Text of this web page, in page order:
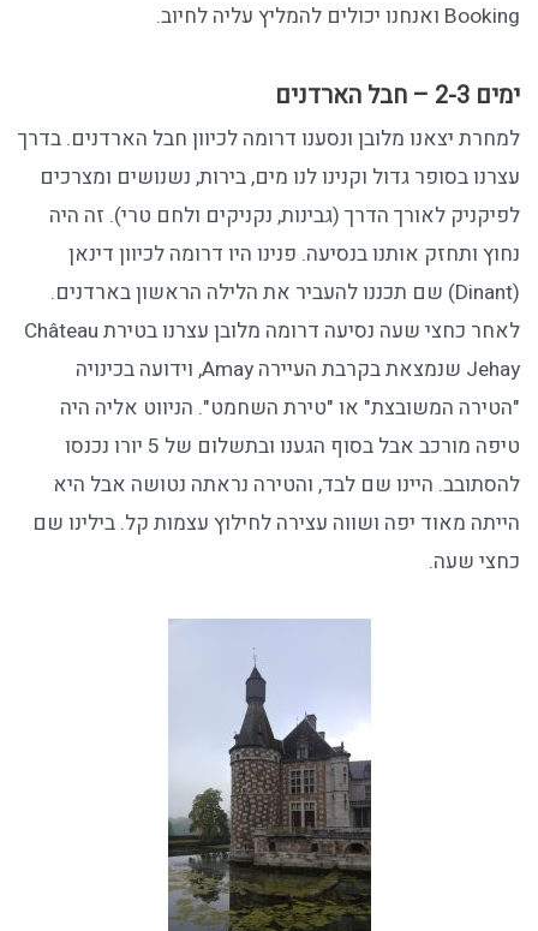
Booking ואנחנו יכולים להמליץ עליה לחיוב.
ימים 2-3 – חבל הארדנים
למחרת יצאנו מלובן ונסענו דרומה לכיוון חבל הארדנים. בדרך
עצרנו בסופר גדול וקנינו לנו מים, בירות, נשנושים ומצרכים
לפיקניק לאורך הדרך (גבינות, נקניקים ולחם טרי). זה היה
נחוץ ותחזק אותנו בנסיעה. פנינו היו דרומה לכיוון דינאן
(Dinant) שם תכננו להעביר את הלילה הראשון בארדנים.
לאחר כחצי שעה נסיעה דרומה מלובן עצרנו בטירת Château
Jehay שנמצאת בקרבת העיירה Amay, וידועה בכינויה
"הטירה המשובצת" או "טירת השחמט". הניווט אליה היה
טיפה מורכב אבל בסוף הגענו ובתשלום של 5 יורו נכנסו
להסתובב. היינו שם לבד, והטירה נראתה נטושה אבל היא
הייתה מאוד יפה ושווה עצירה לחילוץ עצמות קל. בילינו שם
כחצי שעה.